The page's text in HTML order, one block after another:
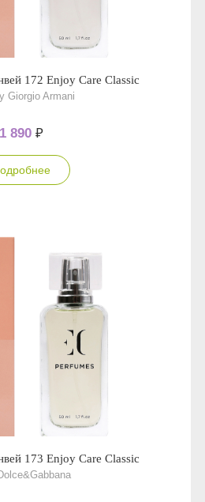
172 Enjoy Care Classic
Giorgio Armani
1 890 ₽
173 Enjoy Care Classic